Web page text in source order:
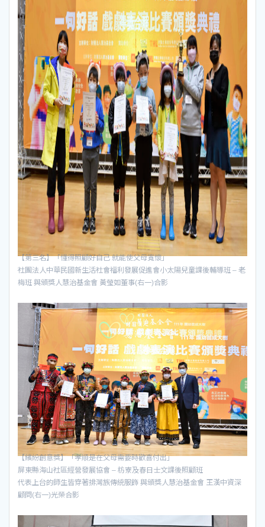
【第三名】「懂得照顧好自己 就能使父母寬懷」
社團法人中華民國新生活社會福利發展促進會小太陽兒童課後輔導班 – 老
梅班 與頒獎人慧治基金會 黃瑩如董事(右一)合影
【繽紛創意獎】「孝順是在父母需要時歡喜付出」
屏東縣海山社區經營發展協會 – 枋寮及春日士文課後照顧班
代表上台的師生皆穿著排灣族傳統服飾 與頒獎人慧治基金會 王漢中資深
顧問(右一)光榮合影